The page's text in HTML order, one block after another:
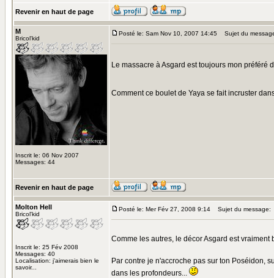
Revenir en haut de page
M
Bricol'kid
Inscrit le: 06 Nov 2007
Messages: 44
Posté le: Sam Nov 10, 2007 14:45 Sujet du
Le massacre à Asgard est toujours mon
Comment ce boulet de Yaya se fait incruster
Revenir en haut de page
Molton Hell
Bricol'kid
Inscrit le: 25 Fév 2008
Messages: 40
Localisation: j'aimerais bien le
savoir...
Posté le: Mer Fév 27, 2008 9:14 Sujet du message:
Comme les autres, le décor Asgard est
Par contre je n'accroche pas sur ton Poséidon,
dans les profondeurs...